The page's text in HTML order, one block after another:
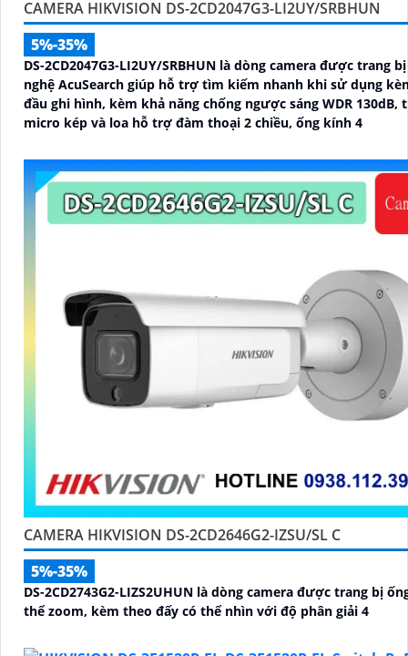
CAMERA HIKVISION DS-2CD2047G3-LI2UY/SRBHUN
5%-35%
DS-2CD2047G3-LI2UY/SRBHUN là dòng camera được trang
nghệ AcuSearch giúp hỗ trợ tìm kiếm nhanh khi sử dụng
đầu ghi hình, kèm khả năng chống ngược sáng WDR 130dB,
micro kép và loa hỗ trợ đàm thoại 2 chiều, ống kính 4
CAMERA HIKVISION DS-2CD2646G2-IZSU/SL C
5%-35%
DS-2CD2743G2-LIZS2UHUN là dòng camera được trang bị
thể zoom, kèm theo đấy có thể nhìn với độ phân giải 4